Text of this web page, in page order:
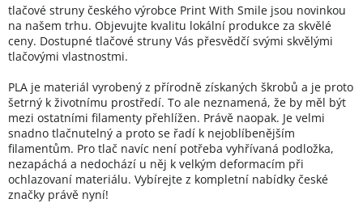
tlačové struny českého výrobce Print With Smile jsou novinkou
na našem trhu. Objevujte kvalitu lokální produkce za skvělé
ceny. Dostupné tlačové struny Vás přesvědčí svými skvělými
tlačovými vlastnostmi.
PLA je materiál vyrobený z přírodně získaných škrobů a je proto
šetrný k životnímu prostředí. To ale neznamená, že by měl být
mezi ostatními filamenty přehlížen. Právě naopak. Je velmi
snadno tlačnutelný a proto se řadí k nejoblíbenějším
filamentům. Pro tlač navíc není potřeba vyhřívaná podložka,
nezapáchá a nedochází u něj k velkým deformacím při
ochlazovaní materiálu. Vybírejte z kompletní nabídky české
značky právě nyní!